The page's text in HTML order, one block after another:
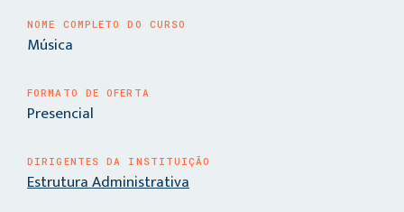
NOME COMPLETO DO CURSO
Música
FORMATO DE OFERTA
Presencial
DIRIGENTES DA INSTITUIÇÃO
Estrutura Administrativa